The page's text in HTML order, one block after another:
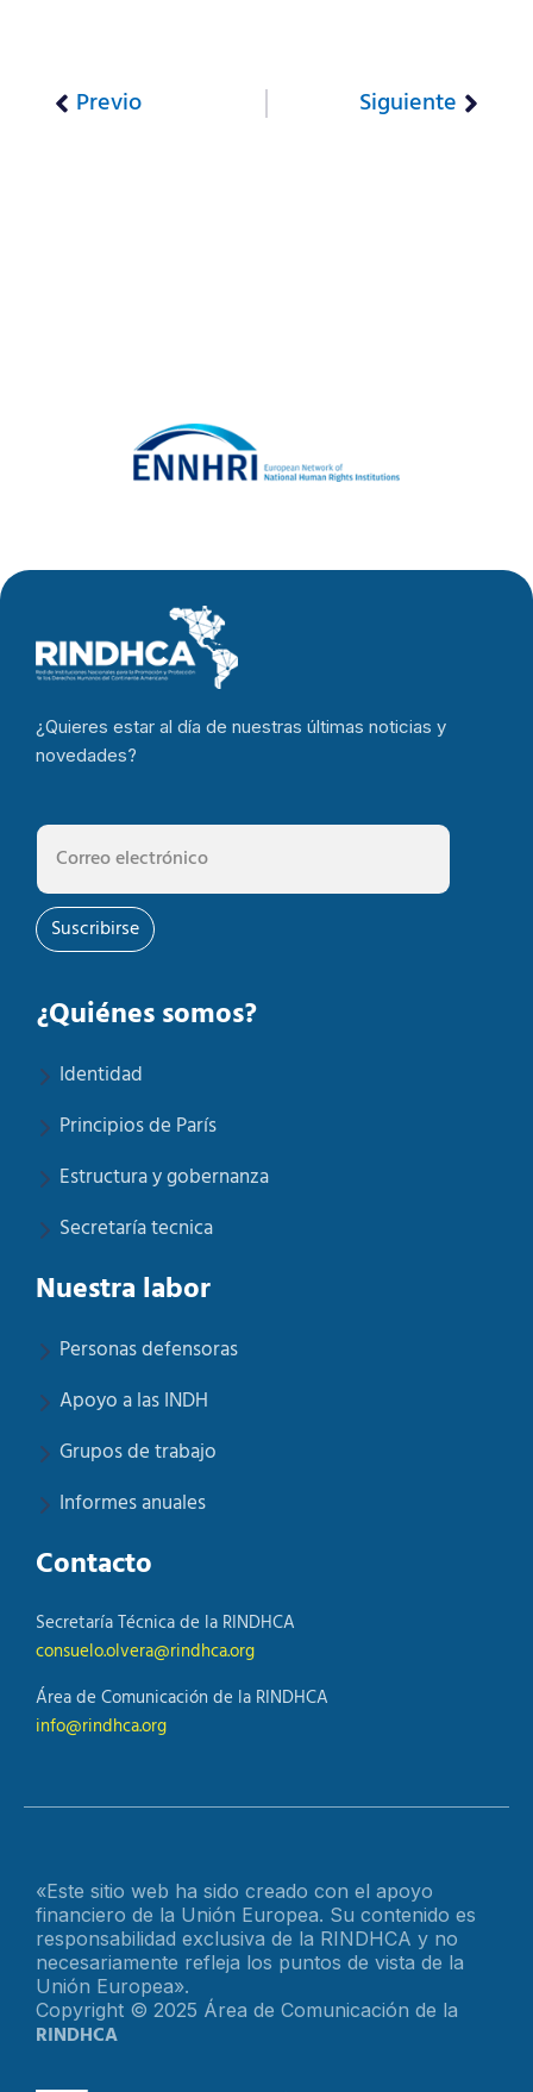
Previo Siguiente
¿Quieres estar al día de nuestras últimas noticias y
novedades?
Suscribirse
¿Quiénes somos?
Identidad
Principios de París
Estructura y gobernanza
Secretaría tecnica
Nuestra labor
Personas defensoras
Apoyo a las INDH
Grupos de trabajo
Informes anuales
Contacto
Secretaría Técnica de la RINDHCA
consuelo.olvera@rindhca.org
Área de Comunicación de la RINDHCA
info@rindhca.org
«Este sitio web ha sido creado con el apoyo
financiero de la Unión Europea. Su contenido es
responsabilidad exclusiva de la RINDHCA y no
necesariamente refleja los puntos de vista de la
Unión Europea».
Copyright © 2025 Área de Comunicación de la
RINDHCA